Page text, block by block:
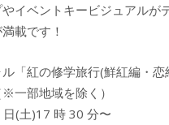
イベントキービジュアルが
載です！
「紅の修学旅行(鮮紅編・恋
一部地域を除く）
(土)17 時 30 分〜